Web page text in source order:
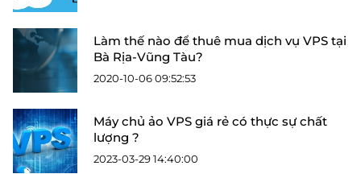
Làm thế nào để thuê mua dịch vụ VPS tại
Bà Rịa-Vũng Tàu?
2020-10-06 09:52:53
Máy chủ ảo VPS giá rẻ có thực sự chất
lượng ?
2023-03-29 14:40:00